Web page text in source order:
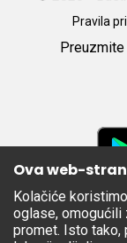
Pravila
Apple
Store
Ova web-
Kolačiće
oglase, omogućili
promet. Isto tako,